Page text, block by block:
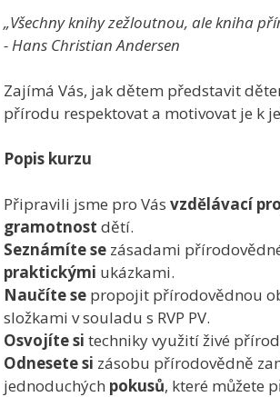
„Všechny knihy zežloutnou, ale kniha
- Hans Christian Andersen
Zajímá Vás, jak dětem představit
přírodu respektovat a motivovat je k
Popis kurzu
Připravili jsme pro Vás vzdělávací
gramotnost dětí.
Seznámíte se zásadami
praktickými ukázkami.
Naučíte se propojit přírodovědnou
složkami v souladu s RVP PV.
Osvojíte si techniky využití živé
Odnesete si zásobu přírodovědně
jednoduchých pokusů, které můžete